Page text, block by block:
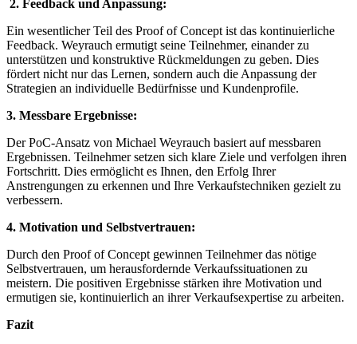
2. Feedback und Anpassung:
Ein wesentlicher Teil des Proof of Concept ist das kontinuierliche
Feedback. Weyrauch ermutigt seine Teilnehmer, einander zu
unterstützen und konstruktive Rückmeldungen zu geben. Dies
fördert nicht nur das Lernen, sondern auch die Anpassung der
Strategien an individuelle Bedürfnisse und Kundenprofile.
3. Messbare Ergebnisse:
Der PoC-Ansatz von Michael Weyrauch basiert auf messbaren
Ergebnissen. Teilnehmer setzen sich klare Ziele und verfolgen ihren
Fortschritt. Dies ermöglicht es Ihnen, den Erfolg Ihrer
Anstrengungen zu erkennen und Ihre Verkaufstechniken gezielt zu
verbessern.
4. Motivation und Selbstvertrauen:
Durch den Proof of Concept gewinnen Teilnehmer das nötige
Selbstvertrauen, um herausfordernde Verkaufssituationen zu
meistern. Die positiven Ergebnisse stärken ihre Motivation und
ermutigen sie, kontinuierlich an ihrer Verkaufsexpertise zu arbeiten.
Fazit